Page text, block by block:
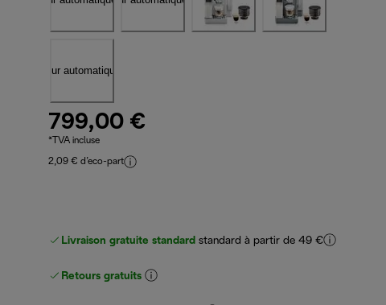
799,00 €
*TVA incluse
2,09 € d’eco-part
Livraison gratuite standard standard à partir de 49 €
Retours gratuits